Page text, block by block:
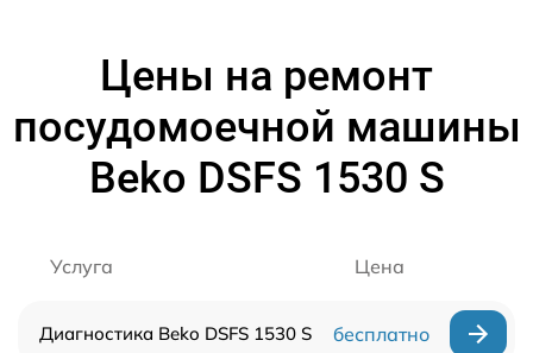
Цены на ремонт
посудомоечной машины
Beko DSFS 1530 S
Услуга Цена
Диагностика Beko DSFS 1530 S бесплатно